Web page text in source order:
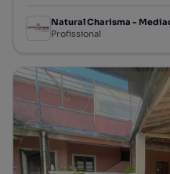
Natural Charisma -
Profissional